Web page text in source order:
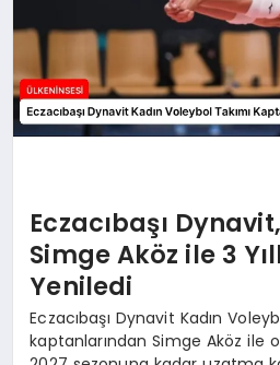
MALATYA HABERLERI
Eczacıbaşı
Simge Aköz ile 3
Yeniledi
Eczacıbaşı Dynavit Kadın
kaptanlarından Simge Aköz ile